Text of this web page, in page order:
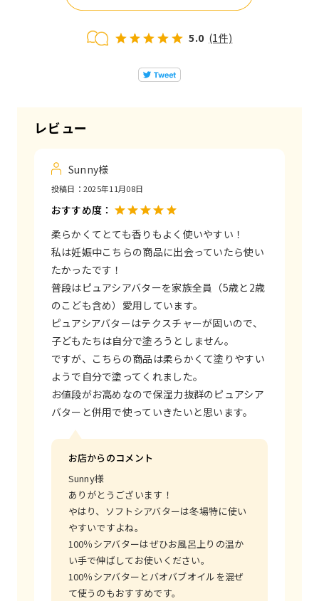
5.0 (1件)
レビュー
Sunny様
投稿日： 2025年11月08日
おすすめ度：
柔らかくてとても香りもよく使いやすい！
私は妊娠中こちらの商品に出会っていたら使い
たかったです！
普段はピュアシアバターを家族全員（5歳と2歳
のこども含め）愛用しています。
ピュアシアバターはテクスチャーが固いので、
子どもたちは自分で塗ろうとしません。
ですが、こちらの商品は柔らかくて塗りやすい
ようで自分で塗ってくれました。
お値段がお高めなので保湿力抜群のピュアシア
バターと併用で使っていきたいと思います。
お店からのコメント
Sunny様
ありがとうございます！
やはり、ソフトシアバターは冬場特に使い
やすいですよね。
100％シアバターはぜひお風呂上りの温か
い手で伸ばしてお使いください。
100％シアバターとバオバブオイルを混ぜ
て使うのもおすすめです。